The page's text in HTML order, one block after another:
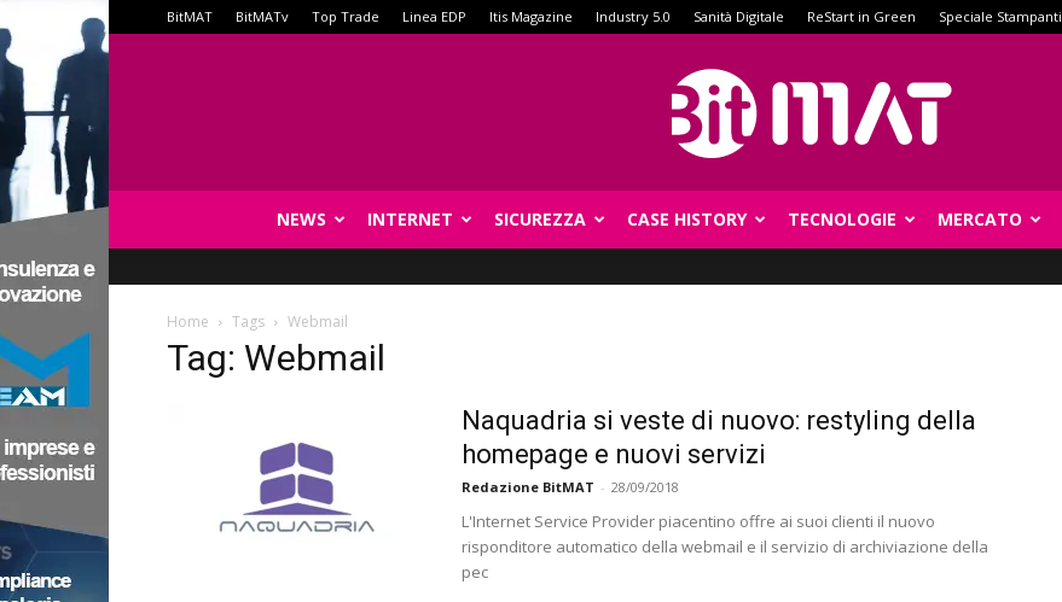
BitMAT BitMATv Top Trade Linea EDP Itis Magazine Industry 5.0 Sanità Digitale ReStart in Green Speciale Stampanti
NEWS INTERNET SICUREZZA CASE HISTORY TECNOLOGIE MERCATO
Home Tags Webmail
Tag: Webmail
Naquadria si veste di nuovo: restyling della
homepage e nuovi servizi
Redazione BitMAT - 28/09/2018
L'Internet Service Provider piacentino offre ai suoi clienti il nuovo
risponditore automatico della webmail e il servizio di archiviazione della
pec